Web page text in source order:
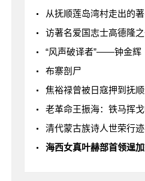
从抚顺莲岛湾村走出的著名
访著名爱国志士高德隆
“风声破译者”——钟金辉
布寨剖尸
焦裕禄曾被日寇押到抚
老革命王振海：铁马挥
清代蒙古族诗人世荣行
海西女真叶赫部首领逞